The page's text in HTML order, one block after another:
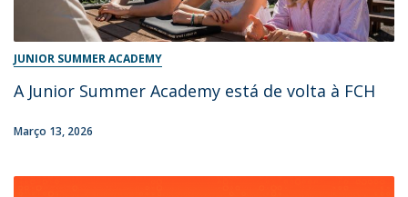
JUNIOR SUMMER ACADEMY
A Junior Summer Academy está de volta à FCH
Março 13, 2026